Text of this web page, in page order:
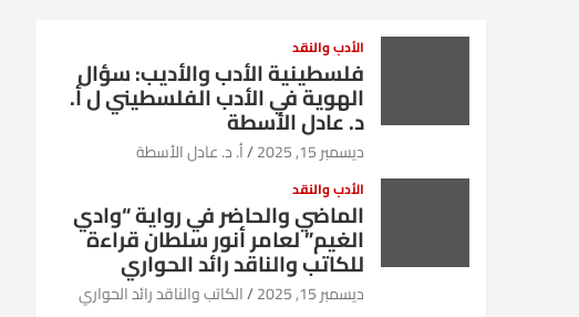
الأدب والنقد
فلسطينية الأدب والأديب: سؤال
الهوية في الأدب الفلسطيني ل أ.
د. عادل الأسطة
ديسمبر 15, 2025 أ. د. عادل الأسطة
الأدب والنقد
الماضي والحاضر في رواية “وادي
الغيم” لعامر أنور سلطان قراءة
للكاتب والناقد رائد الحواري
ديسمبر 15, 2025 الكاتب والناقد رائد الحواري